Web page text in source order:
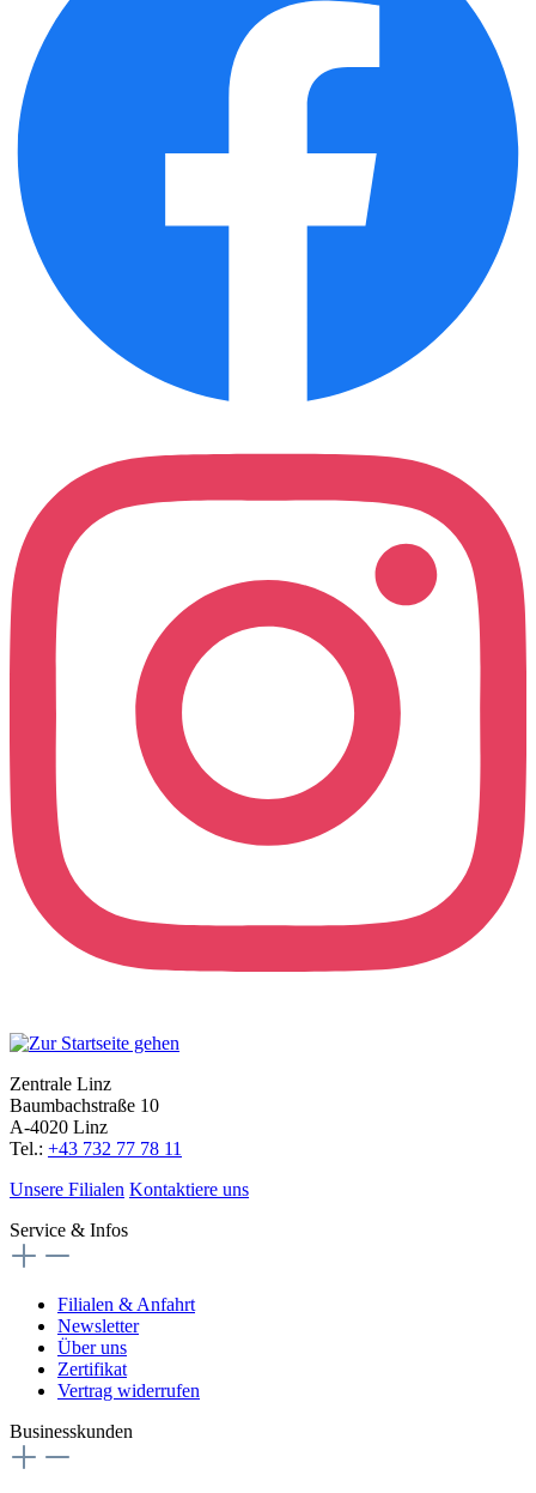
Zentrale Linz
Baumbachstraße 10
A-4020 Linz
Tel.: +43 732 77 78 11
Unsere Filialen Kontaktiere uns
Service & Infos
Filialen & Anfahrt
Newsletter
Über uns
Zertifikat
Vertrag widerrufen
Businesskunden